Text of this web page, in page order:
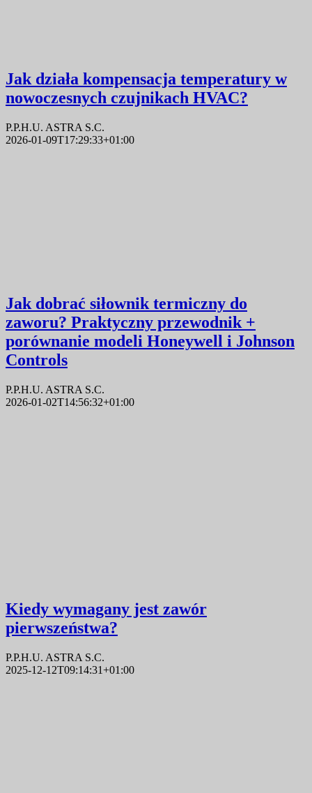
Jak działa kompensacja temperatury w
nowoczesnych czujnikach HVAC?
P.P.H.U. ASTRA S.C.
2026-01-09T17:29:33+01:00
Jak dobrać siłownik termiczny do
zaworu? Praktyczny przewodnik +
porównanie modeli Honeywell i Johnson
Controls
P.P.H.U. ASTRA S.C.
2026-01-02T14:56:32+01:00
Kiedy wymagany jest zawór
pierwszeństwa?
P.P.H.U. ASTRA S.C.
2025-12-12T09:14:31+01:00